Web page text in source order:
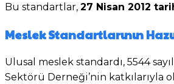
Bu standartlar, 27 Nisan 2012
Meslek Standartlarının
Ulusal meslek standardı, 5544
Sektörü Derneği’nin katkılarıyla